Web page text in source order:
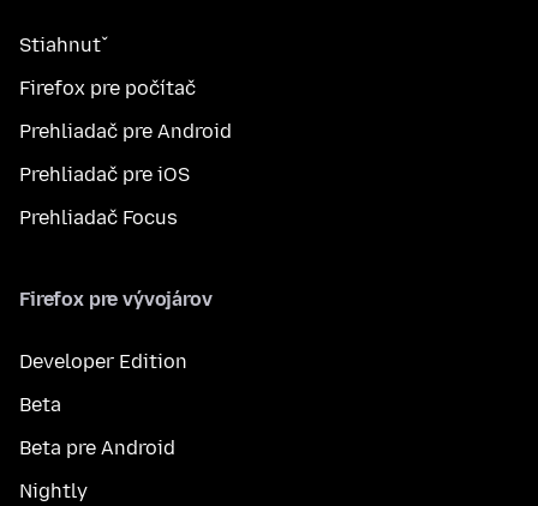
Stiahnuť
Firefox pre počítač
Prehliadač pre Android
Prehliadač pre iOS
Prehliadač Focus
Firefox pre vývojárov
Developer Edition
Beta
Beta pre Android
Nightly